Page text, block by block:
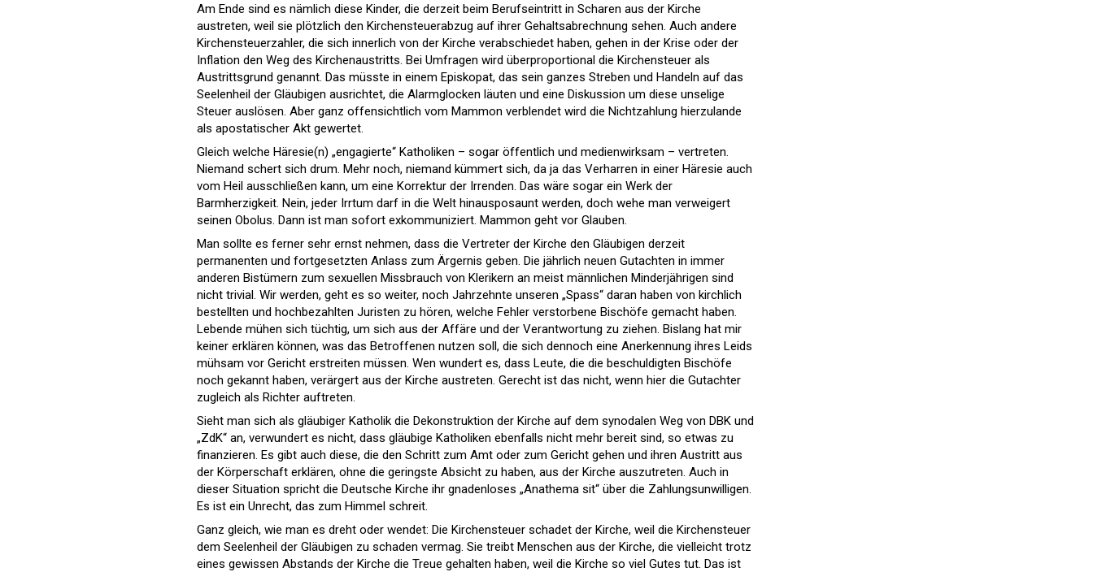
Am Ende sind es nämlich diese Kinder, die derzeit beim Berufseintritt in Scharen aus der Kirche
austreten, weil sie plötzlich den Kirchensteuerabzug auf ihrer Gehaltsabrechnung sehen. Auch andere
Kirchensteuerzahler, die sich innerlich von der Kirche verabschiedet haben, gehen in der Krise oder der
Inflation den Weg des Kirchenaustritts. Bei Umfragen wird überproportional die Kirchensteuer als
Austrittsgrund genannt. Das müsste in einem Episkopat, das sein ganzes Streben und Handeln auf das
Seelenheil der Gläubigen ausrichtet, die Alarmglocken läuten und eine Diskussion um diese unselige
Steuer auslösen. Aber ganz offensichtlich vom Mammon verblendet wird die Nichtzahlung hierzulande
als apostatischer Akt gewertet.
Gleich welche Häresie(n) „engagierte“ Katholiken – sogar öffentlich und medienwirksam – vertreten.
Niemand schert sich drum. Mehr noch, niemand kümmert sich, da ja das Verharren in einer Häresie auch
vom Heil ausschließen kann, um eine Korrektur der Irrenden. Das wäre sogar ein Werk der
Barmherzigkeit. Nein, jeder Irrtum darf in die Welt hinausposaunt werden, doch wehe man verweigert
seinen Obolus. Dann ist man sofort exkommuniziert. Mammon geht vor Glauben.
Man sollte es ferner sehr ernst nehmen, dass die Vertreter der Kirche den Gläubigen derzeit
permanenten und fortgesetzten Anlass zum Ärgernis geben. Die jährlich neuen Gutachten in immer
anderen Bistümern zum sexuellen Missbrauch von Klerikern an meist männlichen Minderjährigen sind
nicht trivial. Wir werden, geht es so weiter, noch Jahrzehnte unseren „Spass“ daran haben von kirchlich
bestellten und hochbezahlten Juristen zu hören, welche Fehler verstorbene Bischöfe gemacht haben.
Lebende mühen sich tüchtig, um sich aus der Affäre und der Verantwortung zu ziehen. Bislang hat mir
keiner erklären können, was das Betroffenen nutzen soll, die sich dennoch eine Anerkennung ihres Leids
mühsam vor Gericht erstreiten müssen. Wen wundert es, dass Leute, die die beschuldigten Bischöfe
noch gekannt haben, verärgert aus der Kirche austreten. Gerecht ist das nicht, wenn hier die Gutachter
zugleich als Richter auftreten.
Sieht man sich als gläubiger Katholik die Dekonstruktion der Kirche auf dem synodalen Weg von DBK und
„ZdK“ an, verwundert es nicht, dass gläubige Katholiken ebenfalls nicht mehr bereit sind, so etwas zu
finanzieren. Es gibt auch diese, die den Schritt zum Amt oder zum Gericht gehen und ihren Austritt aus
der Körperschaft erklären, ohne die geringste Absicht zu haben, aus der Kirche auszutreten. Auch in
dieser Situation spricht die Deutsche Kirche ihr gnadenloses „Anathema sit“ über die Zahlungsunwilligen.
Es ist ein Unrecht, das zum Himmel schreit.
Ganz gleich, wie man es dreht oder wendet: Die Kirchensteuer schadet der Kirche, weil die Kirchensteuer
dem Seelenheil der Gläubigen zu schaden vermag. Sie treibt Menschen aus der Kirche, die vielleicht trotz
eines gewissen Abstands der Kirche die Treue gehalten haben, weil die Kirche so viel Gutes tut. Das ist